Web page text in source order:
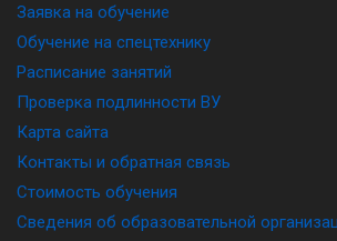
Заявка на обучение
Обучение на спецтехнику
Расписание занятий
Проверка подлинности ВУ
Карта сайта
Контакты и обратная связь
Стоимость обучения
Сведения об образовательной